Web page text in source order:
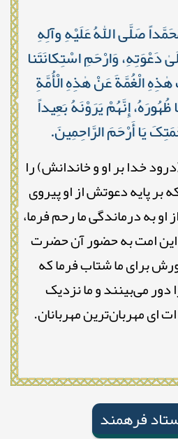
صَلَّى اللّٰهُ عَلَیْهِ وآلِهِ
دَعْوَتِهِ، وَارْحَمِ اسْتِکانَتَنا
الْغُمَّةَ عَنْ هٰذِهِ الْأُمَّةِ
إِنَّهُمْ یَرَوْنَهُ بَعِیداً
یَا أَرْحَمَ الرَّاحِمِینَ.
خدا بر او و خاندانش) را
بر پایه دعوتش از او پیروی
به درماندگی ما رحم فرما،
این امت به حضور آن حضرت
برای ما شتاب فرما که
می‌بینند و ما نزدیک
ای مهربان‌ترین مهربانان.
فرهمند